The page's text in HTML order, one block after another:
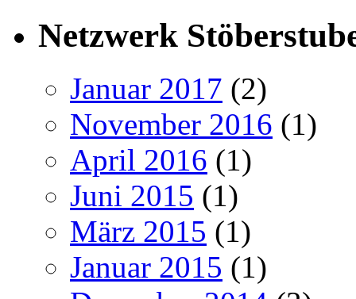
Netzwerk
Januar 2017 (2)
November 2016 (1)
April 2016 (1)
Juni 2015 (1)
März 2015 (1)
Januar 2015 (1)